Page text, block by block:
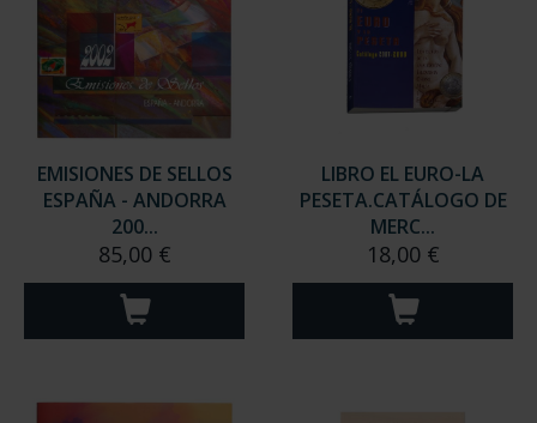
EMISIONES DE SELLOS
ESPAÑA - ANDORRA
200...
85,00 €
LIBRO EL EURO-LA
PESETA.CATÁLOGO DE
MERC...
18,00 €